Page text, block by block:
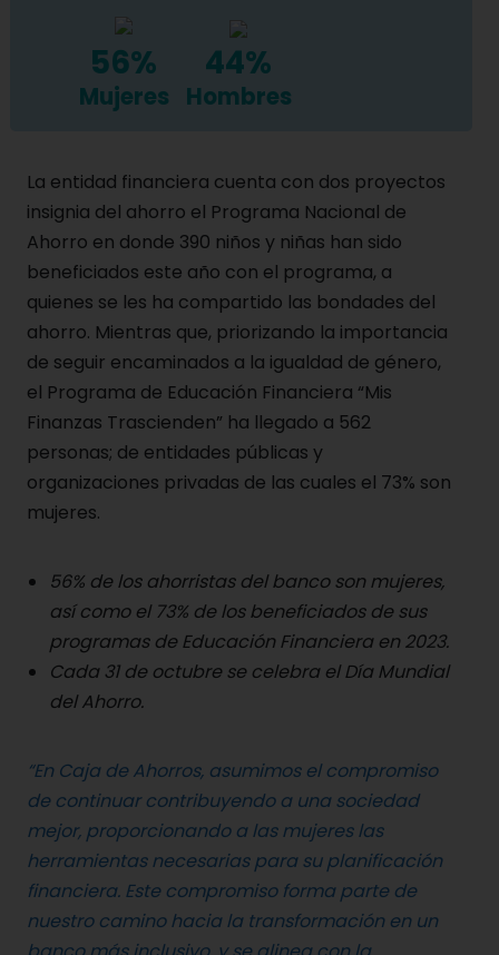
56%
Mujeres
44%
Hombres
La entidad financiera cuenta con dos proyectos
insignia del ahorro el Programa Nacional de
Ahorro en donde 390 niños y niñas han sido
beneficiados este año con el programa, a
quienes se les ha compartido las bondades del
ahorro. Mientras que, priorizando la importancia
de seguir encaminados a la igualdad de género,
el Programa de Educación Financiera “Mis
Finanzas Trascienden” ha llegado a 562
personas; de entidades públicas y
organizaciones privadas de las cuales el 73% son
mujeres.
56% de los ahorristas del banco son mujeres,
así como el 73% de los beneficiados de sus
programas de Educación Financiera en 2023.
Cada 31 de octubre se celebra el Día Mundial
del Ahorro.
“En Caja de Ahorros, asumimos el compromiso
de continuar contribuyendo a una sociedad
mejor, proporcionando a las mujeres las
herramientas necesarias para su planificación
financiera. Este compromiso forma parte de
nuestro camino hacia la transformación en un